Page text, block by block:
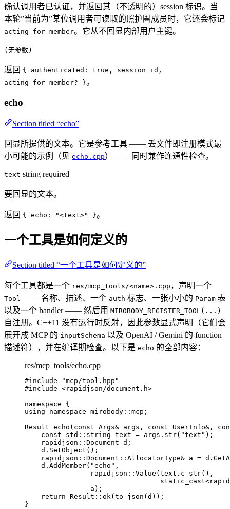
确认调用者已认证，并返回其（不透明的）session 标识。当
本轮”当前为”某位调用者可读取的照护圈成员时，它还会标记
acting_for_member。它从不回显内部用户主键。
(无参数)
返回 { authenticated: true, session_id,
acting_for_member? }。
echo
Section titled “echo”
回显所提供的文本。它是参考工具 —— 丢文件即注册模式最
小可能的示例（见 echo.cpp）—— 同时兼作连通性检查。
text string required
要回显的文本。
返回 { echo: "<text>" }。
一个工具是如何定义的
Section titled “一个工具是如何定义的”
每个工具都是一个 res/mcp_tools/<name>.cpp ，声明一个
Tool —— 名称、描述、一个 auth 标志、一张小小的 Param 表
以及一个 handler —— 然后用 MIROBODY_REGISTER_TOOL(...)
自注册。C++11 没有运行时反射，因此参数显式声明（它们会
展开成 MCP 的 inputSchema 以及 OpenAI / Gemini 的 function
描述符），并在编译期检查。以下是 echo 的全部内容：
res/mcp_tools/echo.cpp
#include "mcp/tool.hpp "
#include <rapidjson/document.h>
namespace {
using
namespace mirobody::mcp;
Result echo ( const Args& args , const UserInfo& ,
const std::string text = args . str( "text " );
rapidjson::Document d;
d . SetObject ();
rapidjson::Document::AllocatorType& a = d .
d . AddMember( "echo " ,
rapidjson:: Value ( text . c_str(),
static_cast<
a);
return Result:: ok( to_json (d));
}